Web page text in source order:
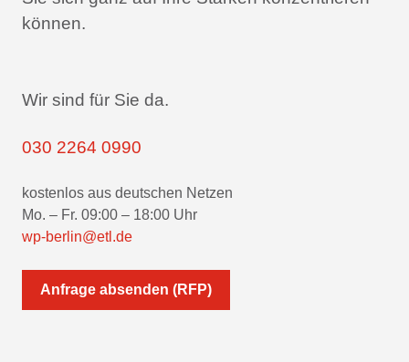
können.
Wir sind für Sie da.
030 2264 0990
kostenlos aus deutschen Netzen
Mo. – Fr. 09:00 – 18:00 Uhr
wp-berlin@etl.de
Anfrage absenden (RFP)